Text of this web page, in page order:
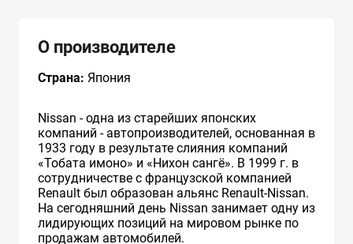
О производителе
Страна: Япония
Nissan - одна из старейших японских
компаний - автопроизводителей, основанная в
1933 году в результате слияния компаний
«Тобата имоно» и «Нихон сангё». В 1999 г. в
сотрудничестве с французcкой компанией
Renault был образован альянс Renault-Nissan.
На сегодняшний день Nissan занимает одну из
лидирующих позиций на мировом рынке по
продажам автомобилей.